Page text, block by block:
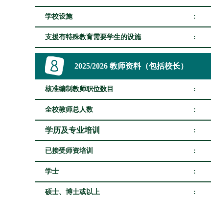
学校设施 :
支援有特殊教育需要学生的设施 :
2025/2026 教师资料（包括校长）
核准编制教师职位数目 :
全校教师总人数 :
学历及专业培训 :
已接受师资培训 :
学士 :
硕士、博士或以上 :